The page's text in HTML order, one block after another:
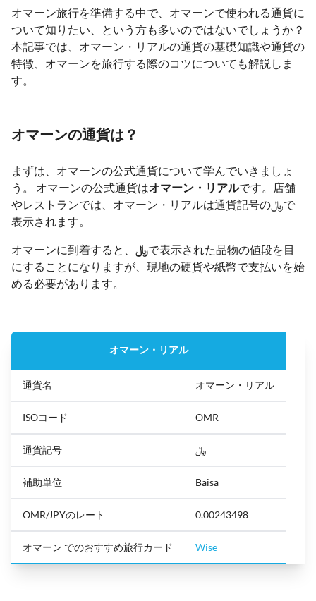
オマーン旅行を準備する中で、オマーンで使われる通貨に
ついて知りたい、という方も多いのではないでしょうか？
本記事では、オマーン・リアルの通貨の基礎知識や通貨の
特徴、オマーンを旅行する際のコツについても解説しま
す。
オマーンの通貨は？
まずは、オマーンの公式通貨について学んでいきましょ
う。 オマーンの公式通貨はオマーン・リアルです。店舗
やレストランでは、オマーン・リアルは通貨記号の﷼で
表示されます。
オマーンに到着すると、 ﷼で表示された品物の値段を目
にすることになりますが、現地の硬貨や紙幣で支払いを始
める必要があります。
オマーン・リアル
通貨名 オマーン・リアル
ISOコード OMR
通貨記号 ﷼
補助単位 Baisa
OMR/JPYのレート 0.00243498
オマーン でのおすすめ旅行カード Wise